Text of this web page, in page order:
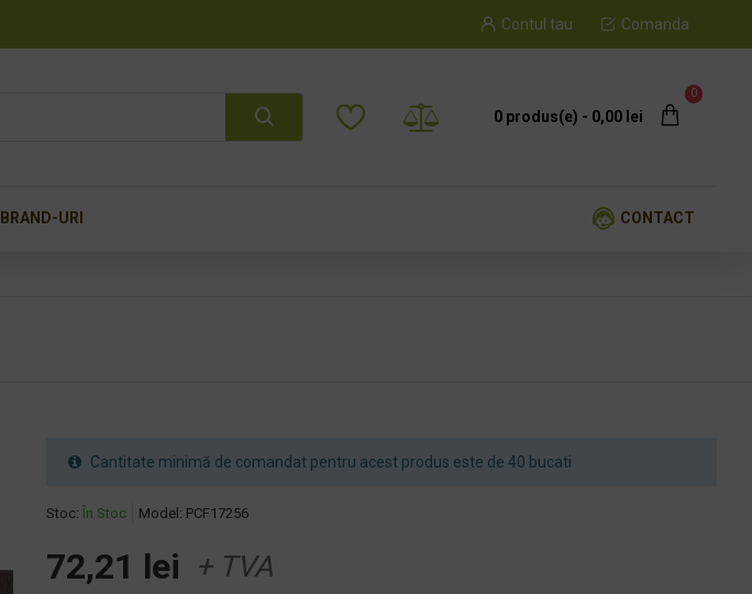
Contul tau Comanda
0 produs(e) - 0,00 lei
0
BRAND-URI CONTACT
Stoc: În Stoc Model: PCF17256
72,21 lei + TVA
Cantitate minimă de comandat pentru acest produs este de 40 bucati